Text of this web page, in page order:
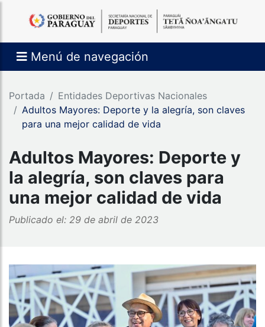
Menú de navegación
Portada
Entidades Deportivas Nacionales
Adultos Mayores: Deporte y la alegría, son claves
para una mejor calidad de vida
Adultos Mayores: Deporte y
la alegría, son claves para
una mejor calidad de vida
Publicado el: 29 de abril de 2023